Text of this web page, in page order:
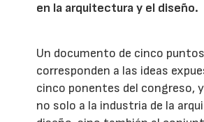
en la arquitectura y el diseño.
Un documento de cinco
corresponden a las ideas
cinco ponentes del congreso,
no solo a la industria de la